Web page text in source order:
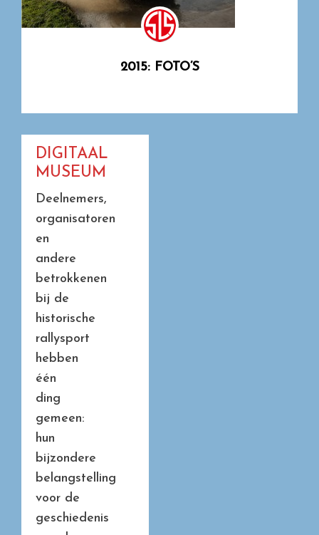
2015: FOTO’S
DIGITAAL
MUSEUM
Deelnemers,
organisatoren
en
andere
betrokkenen
bij de
historische
rallysport
hebben
één
ding
gemeen:
hun
bijzondere
belangstelling
voor de
geschiedenis